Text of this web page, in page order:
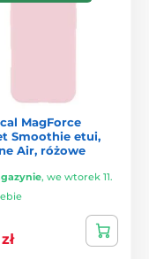
MagForce
Smoothie etui,
Air, różowe
, we wtorek 11.